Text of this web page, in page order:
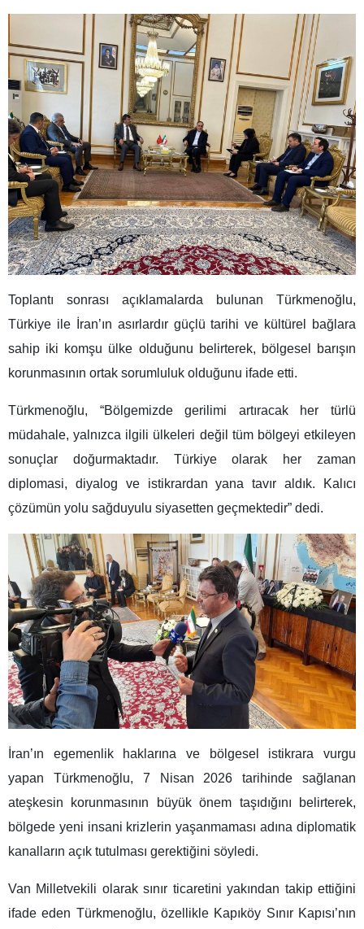
Toplantı sonrası açıklamalarda bulunan Türkmenoğlu,
Türkiye ile İran’ın asırlardır güçlü tarihi ve kültürel bağlara
sahip iki komşu ülke olduğunu belirterek, bölgesel barışın
korunmasının ortak sorumluluk olduğunu ifade etti.
Türkmenoğlu, “Bölgemizde gerilimi artıracak her türlü
müdahale, yalnızca ilgili ülkeleri değil tüm bölgeyi etkileyen
sonuçlar doğurmaktadır. Türkiye olarak her zaman
diplomasi, diyalog ve istikrardan yana tavır aldık. Kalıcı
çözümün yolu sağduyulu siyasetten geçmektedir” dedi.
İran’ın egemenlik haklarına ve bölgesel istikrara vurgu
yapan Türkmenoğlu, 7 Nisan 2026 tarihinde sağlanan
ateşkesin korunmasının büyük önem taşıdığını belirterek,
bölgede yeni insani krizlerin yaşanmaması adına diplomatik
kanalların açık tutulması gerektiğini söyledi.
Van Milletvekili olarak sınır ticaretini yakından takip ettiğini
ifade eden Türkmenoğlu, özellikle Kapıköy Sınır Kapısı’nın